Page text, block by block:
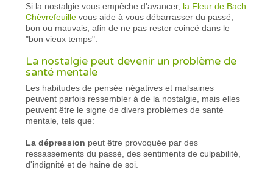
Si la nostalgie vous empêche d'avancer, la Fleur de Bach
Chèvrefeuille vous aide à vous débarrasser du passé,
bon ou mauvais, afin de ne pas rester coincé dans le
"bon vieux temps".
La nostalgie peut devenir un problème de
santé mentale
Les habitudes de pensée négatives et malsaines
peuvent parfois ressembler à de la nostalgie, mais elles
peuvent être le signe de divers problèmes de santé
mentale, tels que:
La dépression peut être provoquée par des
ressassements du passé, des sentiments de culpabilité,
d'indignité et de haine de soi.